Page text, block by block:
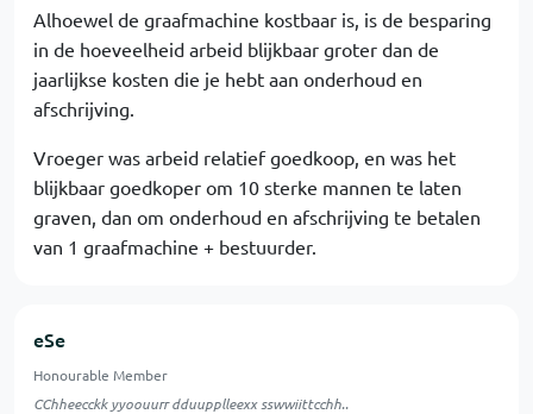
Alhoewel de graafmachine kostbaar is, is de besparing
in de hoeveelheid arbeid blijkbaar groter dan de
jaarlijkse kosten die je hebt aan onderhoud en
afschrijving.
Vroeger was arbeid relatief goedkoop, en was het
blijkbaar goedkoper om 10 sterke mannen te laten
graven, dan om onderhoud en afschrijving te betalen
van 1 graafmachine + bestuurder.
eSe
Honourable Member
CChheecckk yyoouurr dduupplleexx sswwiittcchh..